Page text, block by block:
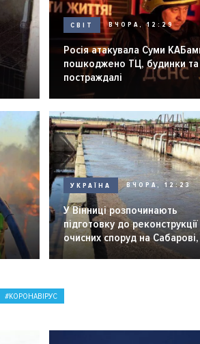
СВІТ ВЧОРА, 12:29
Росія атакувала Суми
пошкоджено ТЦ, будинки та
постраждалі
УКРАЇНА ВЧОРА, 12:23
У Вінниці розпочинають
підготовку до реконструкції
очисних споруд на
мер Вінниці.
КОРОНАВІРУС